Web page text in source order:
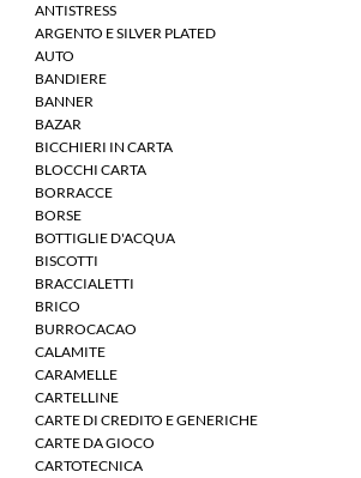
ANTISTRESS
ARGENTO E SILVER PLATED
AUTO
BANDIERE
BANNER
BAZAR
BICCHIERI IN CARTA
BLOCCHI CARTA
BORRACCE
BORSE
BOTTIGLIE D'ACQUA
BISCOTTI
BRACCIALETTI
BRICO
BURROCACAO
CALAMITE
CARAMELLE
CARTELLINE
CARTE DI CREDITO E GENERICHE
CARTE DA GIOCO
CARTOTECNICA